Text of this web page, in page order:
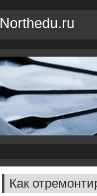
Northedu.ru
Как